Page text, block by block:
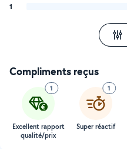
1
Compliments reçus
1
Excellent rapport
qualité/prix
1
Super réactif